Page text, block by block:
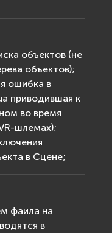
объектов (не
объектов);
ошибка в
приводившая к
во время
шлемах);
в Сцене;
фаила на
в